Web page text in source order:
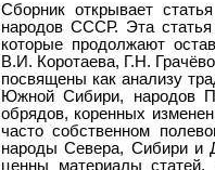
Сборник открывает
народов СССР. Эта статья
которые продолжают
В.И. Коротаева, Г.Н.
посвящены как анализу
Южной Сибири, народов
обрядов, коренных
часто собственном
народы Севера, Сибири и
ценны материалы статей,